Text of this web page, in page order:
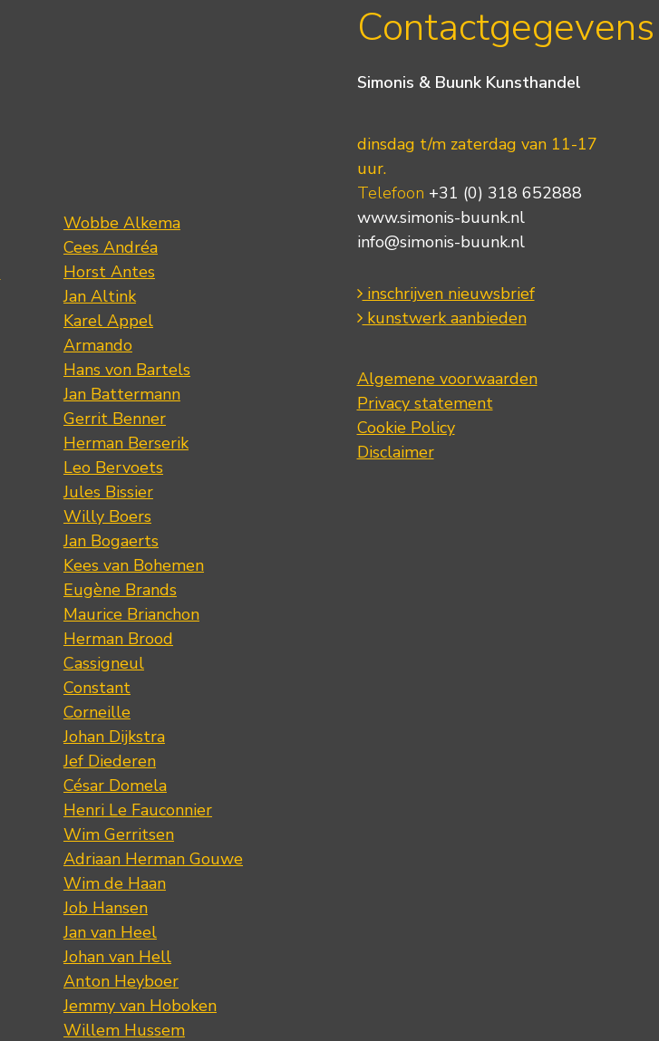
Wobbe Alkema
Cees Andréa
Horst Antes
Jan Altink
Karel Appel
Armando
Hans von Bartels
Jan Battermann
Gerrit Benner
Herman Berserik
Leo Bervoets
Jules Bissier
Willy Boers
Jan Bogaerts
Kees van Bohemen
Eugène Brands
Maurice Brianchon
Herman Brood
Cassigneul
Constant
Corneille
Johan Dijkstra
Jef Diederen
César Domela
Henri Le Fauconnier
Wim Gerritsen
Adriaan Herman Gouwe
Wim de Haan
Job Hansen
Jan van Heel
Johan van Hell
Anton Heyboer
Jemmy van Hoboken
Willem Hussem
Contactgegevens
Simonis & Buunk Kunsthandel
dinsdag t/m zaterdag van 11-17
uur.
Telefoon +31 (0) 318 652888
www.simonis-buunk.nl
info@simonis-buunk.nl
inschrijven nieuwsbrief
kunstwerk aanbieden
Algemene voorwaarden
Privacy statement
Cookie Policy
Disclaimer